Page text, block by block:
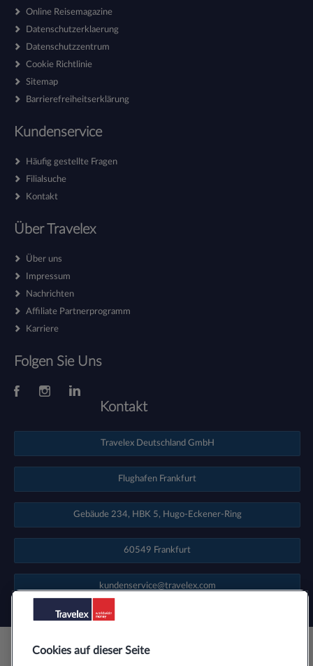
Online Reisemagazine
Datenschutzerklaerung
Datenschutzzentrum
Cookie Richtlinie
Sitemap
Barrierefreiheitserklärung
Kundenservice
Häufig gestellte Fragen
Filialsuche
Kontakt
Über Travelex
Über uns
Impressum
Nachrichten
Affiliate Partnerprogramm
Karriere
Folgen Sie Uns
Kontakt
Travelex Deutschland GmbH
Flughafen Frankfurt
Gebäude 234, HBK 5, Hugo-Eckener-Ring
60549 Frankfurt
kundenservice@travelex.com
Cookies auf dieser Seite